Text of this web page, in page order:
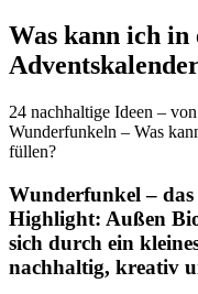
Was kann ich in
24 nachhaltige Ideen –
Wunderfunkeln – Was
füllen?
Wunderfunkel – das
Highlight: Außen
sich durch ein
nachhaltig, kreativ